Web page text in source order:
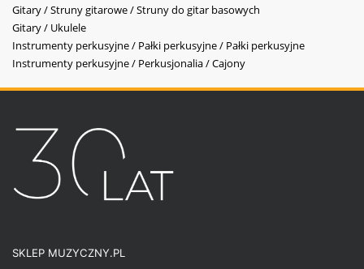
Gitary / Struny gitarowe / Struny do gitar basowych
Gitary / Ukulele
Instrumenty perkusyjne / Pałki perkusyjne / Pałki perkusyjne
Instrumenty perkusyjne / Perkusjonalia / Cajony
SKLEP MUZYCZNY.PL